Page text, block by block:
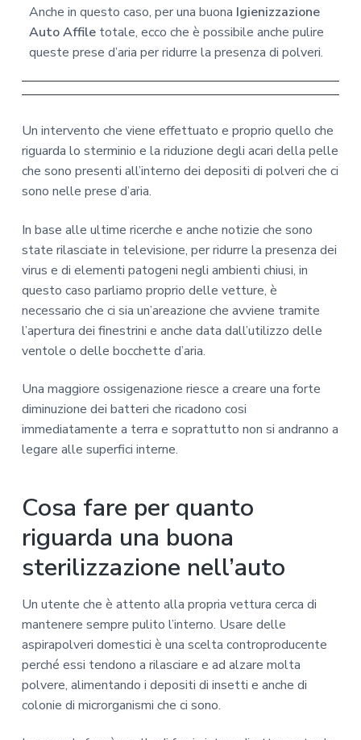
Anche in questo caso, per una buona Igienizzazione
Auto Affiletotale, ecco che è possibile anche pulire
queste prese d’aria per ridurre la presenza di polveri.
Un intervento che viene effettuato e proprio quello che
riguarda lo sterminio e la riduzione degli acari della pelle
che sono presenti all’interno dei depositi di polveri che ci
sono nelle prese d’aria.
In base alle ultime ricerche e anche notizie che sono
state rilasciate in televisione, per ridurre la presenza dei
virus e di elementi patogeni negli ambienti chiusi, in
questo caso parliamo proprio delle vetture, è
necessario che ci sia un’areazione che avviene tramite
l’apertura dei finestrini e anche data dall’utilizzo delle
ventole o delle bocchette d’aria.
Una maggiore ossigenazione riesce a creare una forte
diminuzione dei batteri che ricadono cosi
immediatamente a terra e soprattutto non si andranno a
legare alle superfici interne.
Cosa fare per quanto
riguarda una buona
sterilizzazione nell’auto
Un utente che è attento alla propria vettura cerca di
mantenere sempre pulito l’interno. Usare delle
aspirapolveri domestici è una scelta controproducente
perché essi tendono a rilasciare e ad alzare molta
polvere, alimentando i depositi di insetti e anche di
colonie di microrganismi che ci sono.